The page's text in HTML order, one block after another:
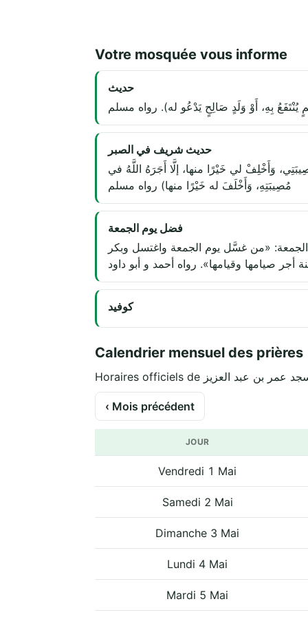
Votre mosquée vous informe
حديث
بِهِ، أَوْ وَلَدٍ صَالِحٍ يَدْعُو له). رواه مسلم
حديث شريف في الصبر
وَأَخْلِفْ لي خَيْرًا منها، إلَّا أَجَرَهُ اللَّهُ في
مُصِيبَتِهِ، وَأَخْلَفَ له خَيْرًا منها) رواه مسلم
فضل يوم الجمعة
«من غسَّل يوم الجمعة واغتسل وبكر
صيامها وقيامها». رواه أحمد و أبو داود
كوفيد
Calendrier mensuel des prières
‹ Mois précédent
JOUR
Vendredi 1 Mai
Samedi 2 Mai
Dimanche 3 Mai
Lundi 4 Mai
Mardi 5 Mai